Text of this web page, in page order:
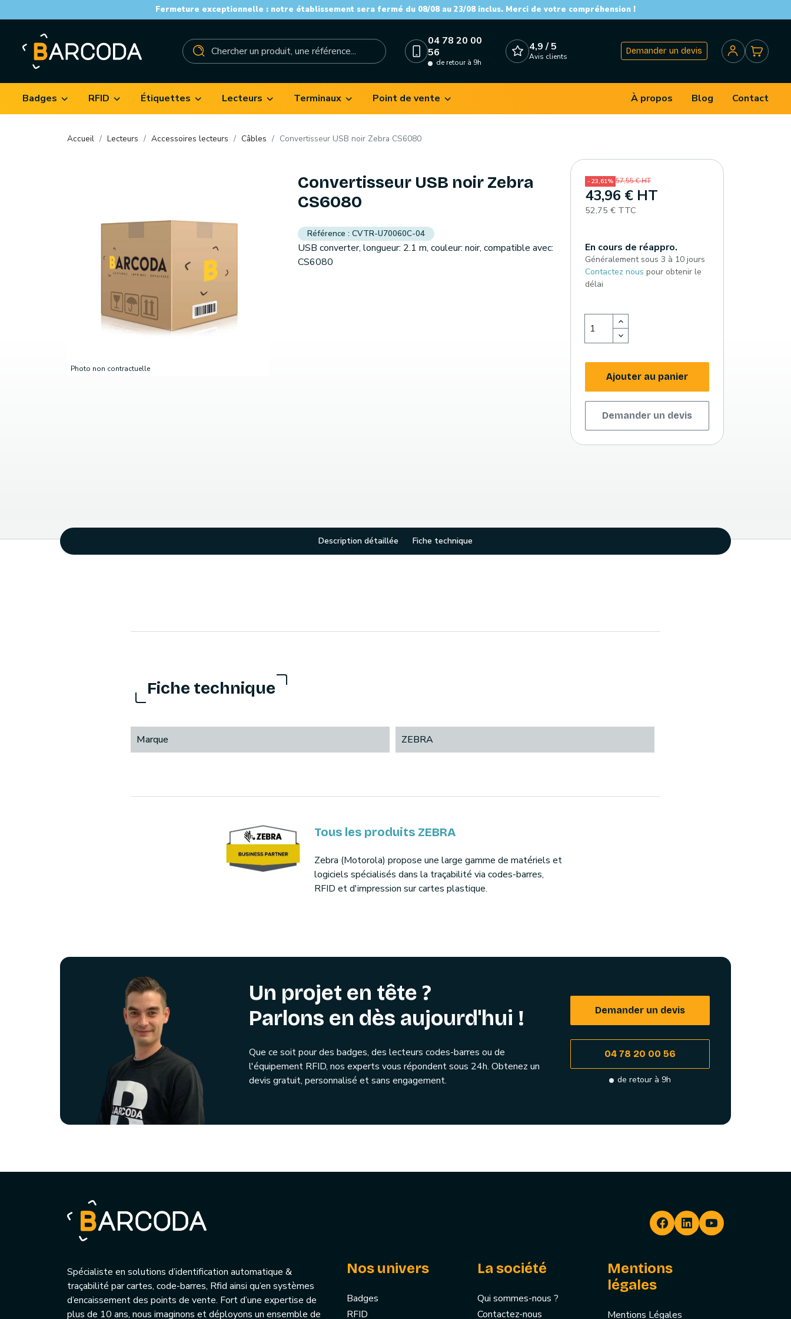
Fermeture exceptionnelle : notre établissement sera fermé du 08/08 au 23/08 inclus. Merci de votre compréhension !
04 78 20 00
56
de retour à 9h
4,9 / 5
Avis clients
Demander un devis
Badges RFID Étiquettes Lecteurs Terminaux Point de vente À propos Blog Contact
Accueil Lecteurs Accessoires lecteurs Câbles Convertisseur USB noir Zebra CS6080
Photo non contractuelle
Convertisseur USB noir Zebra
CS6080
CVTR-U70060C-04
USB converter, longueur: 2.1 m, couleur: noir, compatible avec:
CS6080
- 23,61% 57,55 € HT
43,96 € HT
52,75 € TTC
En cours de réappro.
Généralement sous 3 à 10 jours
Contactez nous pour obtenir le
délai
Ajouter au panier
Demander un devis
Description détaillée Fiche technique
Fiche technique
Marque ZEBRA
Tous les produits ZEBRA
Zebra (Motorola) propose une large gamme de matériels et
logiciels spécialisés dans la traçabilité via codes-barres,
RFID et d'impression sur cartes plastique.
Un projet en tête ?
Parlons en dès aujourd'hui !
Que ce soit pour des badges, des lecteurs codes-barres ou de
l'équipement RFID, nos experts vous répondent sous 24h. Obtenez un
devis gratuit, personnalisé et sans engagement.
Demander un devis
04 78 20 00 56
de retour à 9h
Spécialiste en solutions d’identification automatique &
traçabilité par cartes, code-barres, Rfid ainsi qu’en systèmes
d’encaissement des points de vente. Fort d’une expertise de
plus de 10 ans, nous imaginons et déployons un ensemble de
Nos univers
Badges
RFID
La société
Qui sommes-nous ?
Contactez-nous
Mentions
légales
Mentions Légales